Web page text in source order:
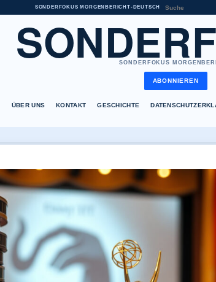
SONDERFOKUS MORGENBERICHT• DEUTSCH
SONDERFOKUS
ABONNIEREN
ÜBER UNS KONTAKT GESCHICHTE